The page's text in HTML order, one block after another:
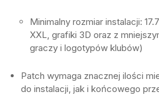
Minimalny rozmiar instalacji:
XXL, grafiki 3D oraz z
graczy i logotypów klubów)
Patch wymaga znacznej ilości
do instalacji, jak i końcowego